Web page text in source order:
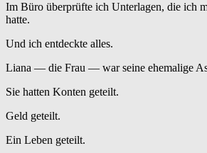
Im Büro überprüfte ich Unterlagen, die ich
hatte.
Und ich entdeckte alles.
Liana — die Frau — war seine ehemalige
Sie hatten Konten geteilt.
Geld geteilt.
Ein Leben geteilt.